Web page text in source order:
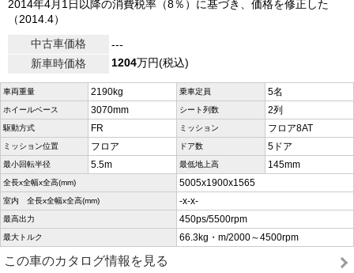
2014年4月1日以降の消費税率（8％）に基づき、価格を修正した
（2014.4）
中古車価格
---
新車時価格
1204万円(税込)
車両重量 2190kg 乗車定員 5名
ホイールベース 3070mm シート列数 2列
駆動方式 FR ミッション フロア8AT
ミッション位置 フロア ドア数 5ドア
最小回転半径 5.5m 最低地上高 145mm
全長x全幅x全高(mm) 5005x1900x1565
室内 全長x全幅x全高(mm) -x-x-
最高出力 450ps/5500rpm
最大トルク 66.3kg・m/2000～4500rpm
この車のカタログ情報を見る